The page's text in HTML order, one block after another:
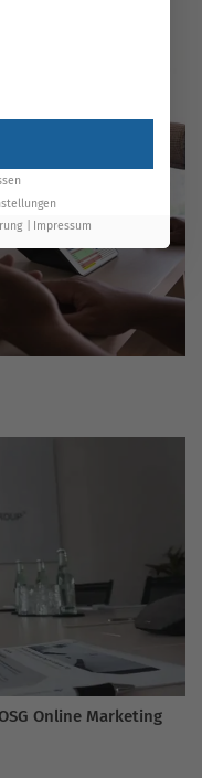
Online Marketing
für die eine
Impressum